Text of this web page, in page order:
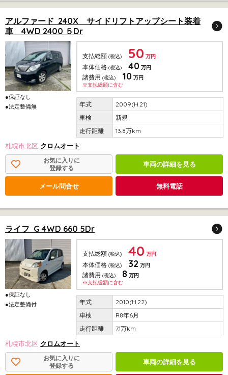
アルファード 240X サイドリフトアップシート装着
車 4WD 2400 ５Dr
●保証なし
●法定整備無
支払総額 (税込) 50 万円
本体価格 (税込) 40 万円
諸費用 (税込) 10 万円
※支払総額に含む
2009(H.21)
新規
13.8万km
札幌市北区 クロムオート
お気に入りに
登録する
車両の詳細を見る
メール問合せ 無料電話
ライフ G 4WD 660 5Dr
●保証なし
●法定整備付
支払総額 (税込) 40 万円
本体価格 (税込) 32 万円
諸費用 (税込) 8 万円
※支払総額に含む
2010(H.22)
R8年6月
7.1万km
札幌市北区 クロムオート
お気に入りに
登録する
車両の詳細を見る